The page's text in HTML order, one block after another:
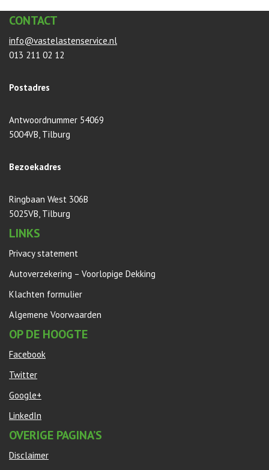
CONTACT
info@vastelastenservice.nl
013 211 02 12
Postadres
Antwoordnummer 54069
5004VB, Tilburg
Bezoekadres
Ringbaan West 306B
5025VB, Tilburg
LINKS
Privacy statement
Autoverzekering – Voorlopige Dekking
Klachten formulier
Algemene Voorwaarden
OP DE HOOGTE
Facebook
Twitter
Google+
LinkedIn
OVERIGE PAGINA’S
Disclaimer